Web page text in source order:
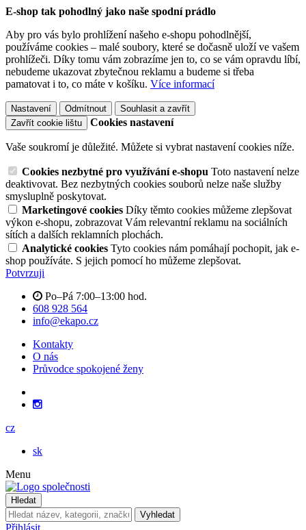
E-shop tak pohodlný jako naše spodní prádlo
Aby pro vás bylo prohlížení našeho e-shopu pohodlnější,
používáme cookies – malé soubory, které se dočasně uloží ve vašem
prohlížeči. Díky tomu vám zobrazíme jen to, co se vám opravdu líbí,
nebudeme ukazovat zbytečnou reklamu a budeme si třeba
pamatovat i to, co máte v košíku. Více informací
Nastavení Odmítnout
Souhlasit a zavřít
Zavřít cookie lištu
Cookies nastavení
Vaše soukromí je důležité. Můžete si vybrat nastavení cookies níže.
Cookies nezbytné pro využívání e-shopu Toto nastavení nelze
deaktivovat. Bez nezbytných cookies souborů nelze naše služby
smysluplně poskytovat.
Marketingové cookies Díky těmto cookies můžeme zlepšovat
výkon e-shopu, zobrazovat Vám relevantní reklamu na sociálních
sítích a dalších reklamních plochách.
Analytické cookies Tyto cookies nám pomáhají pochopit, jak e-
shop používáte. S jejich pomocí ho můžeme zlepšovat.
Potvrzuji
Po–Pá 7:00–13:00 hod.
608 928 564
info@ekapo.cz
Kontakty
O nás
Průvodce spokojené ženy
cz
sk
Menu
Hledat
Vyhledat
Přihlásit